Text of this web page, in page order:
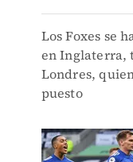
Los Foxes se
en Inglaterra,
Londres,
puesto